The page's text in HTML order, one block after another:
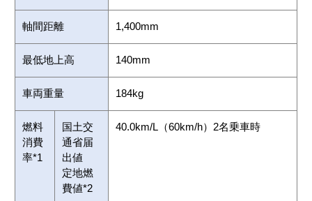
軸間距離 1,400mm
最低地上高 140mm
車両重量 184kg
燃料
消費
率*1
国土交
通省届
出値
定地燃
費値*2
40.0km/L（60km/h）2名乗車時